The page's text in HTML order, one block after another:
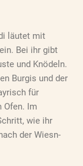
läutet mit
Bei ihr gibt
und Knödeln.
Burgis und der
für
Ofen. Im
wie ihr
der Wiesn-